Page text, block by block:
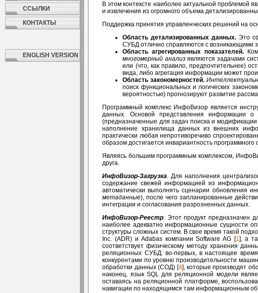
ССЫЛКИ
КОНТАКТЫ
ENGLISH VERSION
В этом контексте наиболее актуальной проблемой
и извлечения из огромного объема
Поддержка принятия управленческих решений на
Область детализированных данных. Это
СУБД отлично справляются с возникающими
Область агрегированных показателей.
многомерный анализявляются задачами
или (что, как правило, предпочтительнее)
вида, либо агрегация информации может
Область закономерностей.
поиск функциональных и логических
вероятностью) прогнозируют развитие
Программный комплекс ИнфоВизор является
данных. Основой представления информации
(предназначенные для задач поиска и
наполнение хранилища данных из внешних
практически любая непротиворечиво
образом достигается инвариантность
Являясь большим программным комплексом,
друга.
ИнфоВизор-Загрузка. Для наполнения
содержание свежей информацией из
автоматически выполнять сценарии обновления
метаданные), после чего запланированные
интеграции и согласования разрозненных данных.
ИнфоВизор-Реестр. Этот продукт предназначен
наиболее адекватно информационные сущности
структуры сложных систем. В свое время такой
Inc. (ADR) и Adabas компании Software AG [1], а
соответствует физическому методу хранения
реляционных СУБД: во-первых, в настоящее
конкурентами по уровню производительности
обработки данных (СОД) [4], которые производят
наконец, язык SQL для реляционной модели
оставаясь на реляционной платформе,
навигации по находящимся там информационным